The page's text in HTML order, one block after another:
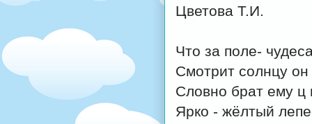
Цветова Т.И.
Что за поле-
Смотрит солнцу он
Словно брат ему ц
Ярко - жёлтый